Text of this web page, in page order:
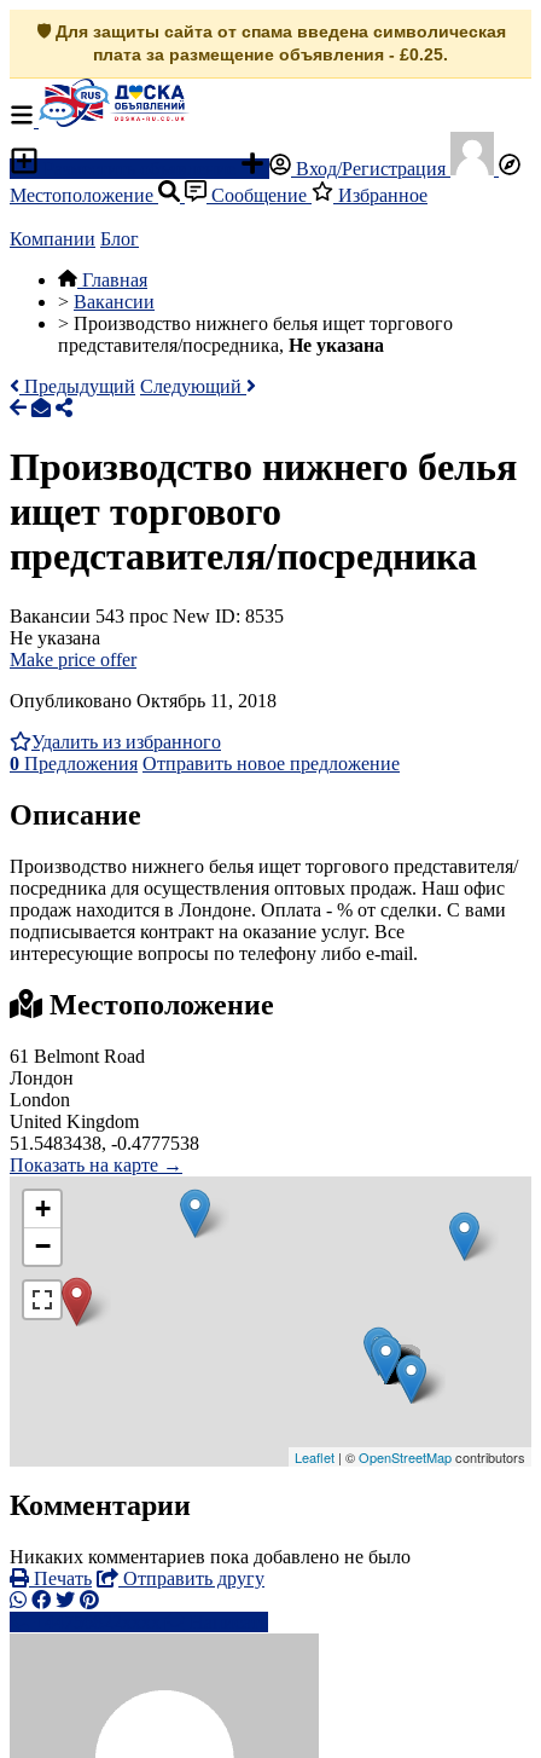
🛡️ Для защиты сайта от спама введена символическая
плата за размещение объявления - £0.25.
Вход/Регистрация
Местоположение
Сообщение Избранное
Компании Блог
Главная
> Вакансии
> Производство нижнего белья ищет торгового
представителя/посредника, Не указана
Предыдущий Следующий
Производство нижнего белья
ищет торгового
представителя/посредника
Вакансии 543 прос New ID: 8535
Не указана
Make price offer
Опубликовано Октябрь 11, 2018
Удалить из избранного
0 Предложения Отправить новое предложение
Описание
Производство нижнего белья ищет торгового представителя/
посредника для осуществления оптовых продаж. Наш офис
продаж находится в Лондоне. Оплата - % от сделки. С вами
подписывается контракт на оказание услуг. Все
интересующие вопросы по телефону либо e-mail.
Местоположение
61 Belmont Road
Лондон
London
United Kingdom
51.5483438, -0.4777538
Показать на карте →
+
−
Leaflet | ©OpenStreetMapcontributors
Комментарии
Никаких комментариев пока добавлено не было
Печать
Отправить другу